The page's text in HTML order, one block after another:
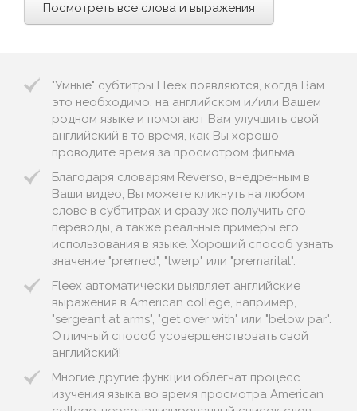
Посмотреть все слова и выражения
"Умные" субтитры Fleex появляются, когда Вам
это необходимо, на английском и/или Вашем
родном языке и помогают Вам улучшить свой
английский в то время, как Вы хорошо
проводите время за просмотром фильма.
Благодаря словарям Reverso, внедренным в
Ваши видео, Вы можете кликнуть на любом
слове в субтитрах и сразу же получить его
переводы, а также реальные примеры его
использования в языке. Хороший способ узнать
значение "premed", "twerp" или "premarital".
Fleex автоматически выявляет английские
выражения в American college, например,
"sergeant at arms", "get over with" или "below par".
Отличный способ усовершенствовать свой
английский!
Многие другие функции облегчат процесс
изучения языка во время просмотра American